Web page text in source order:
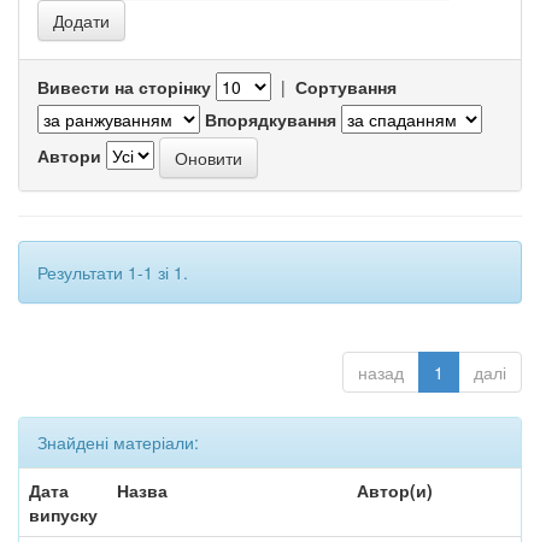
Вивести на сторінку | Сортування
Впорядкування
Автори
Результати 1-1 зі 1.
назад 1 далі
Знайдені матеріали:
Дата
випуску
Назва Автор(и)